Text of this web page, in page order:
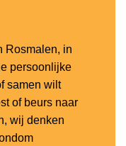
Rosmalen, in
persoonlijke
samen wilt
of beurs naar
wij denken